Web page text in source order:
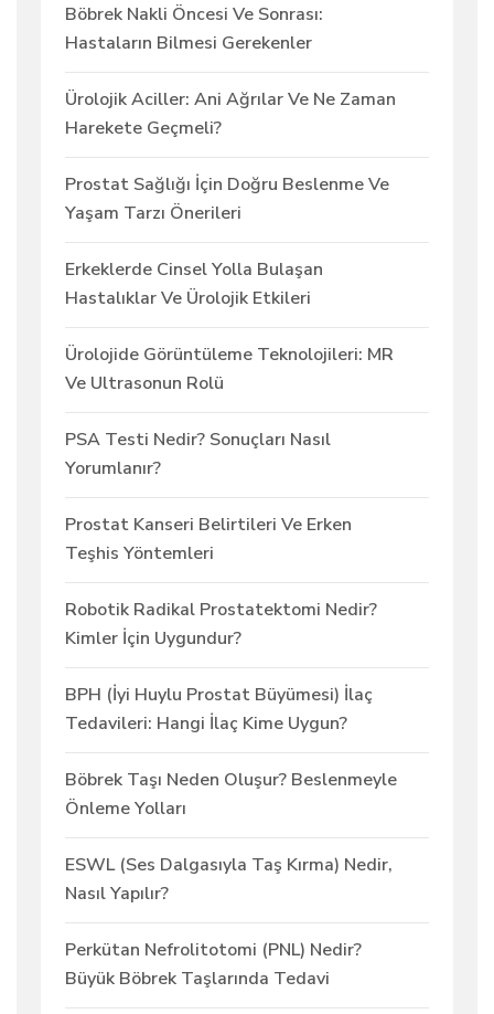
Böbrek Nakli Öncesi Ve Sonrası:
Hastaların Bilmesi Gerekenler
Ürolojik Aciller: Ani Ağrılar Ve Ne Zaman
Harekete Geçmeli?
Prostat Sağlığı İçin Doğru Beslenme Ve
Yaşam Tarzı Önerileri
Erkeklerde Cinsel Yolla Bulaşan
Hastalıklar Ve Ürolojik Etkileri
Ürolojide Görüntüleme Teknolojileri: MR
Ve Ultrasonun Rolü
PSA Testi Nedir? Sonuçları Nasıl
Yorumlanır?
Prostat Kanseri Belirtileri Ve Erken
Teşhis Yöntemleri
Robotik Radikal Prostatektomi Nedir?
Kimler İçin Uygundur?
BPH (İyi Huylu Prostat Büyümesi) İlaç
Tedavileri: Hangi İlaç Kime Uygun?
Böbrek Taşı Neden Oluşur? Beslenmeyle
Önleme Yolları
ESWL (Ses Dalgasıyla Taş Kırma) Nedir,
Nasıl Yapılır?
Perkütan Nefrolitotomi (PNL) Nedir?
Büyük Böbrek Taşlarında Tedavi